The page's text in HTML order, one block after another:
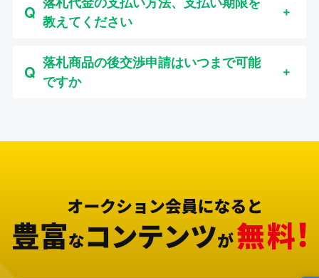
教えてください
落札商品の後交渉申請はいつまで可能
ですか